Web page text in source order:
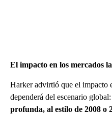
El impacto en los mercados
Harker advirtió que el impacto
dependerá del escenario global:
profunda, al estilo de 2008 o